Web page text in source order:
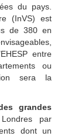
du pays.
(InVS) est
de 380 en
entre
ou
sera la
grandes
par
dont un